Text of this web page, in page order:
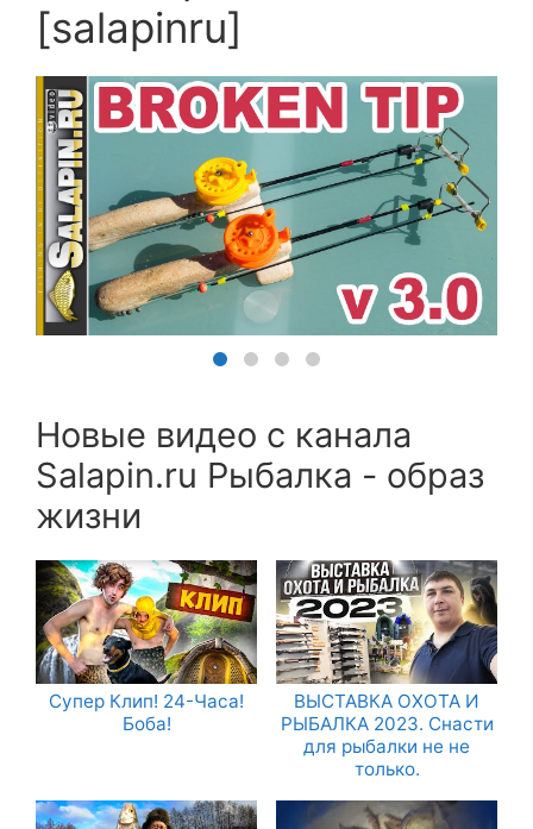
[salapinru]
Новые видео с канала
Salapin.ru Рыбалка - образ
жизни
Супер Клип! 24-Часа!
Боба!
ВЫСТАВКА ОХОТА И
РЫБАЛКА 2023. Снасти
для рыбалки не не
только.